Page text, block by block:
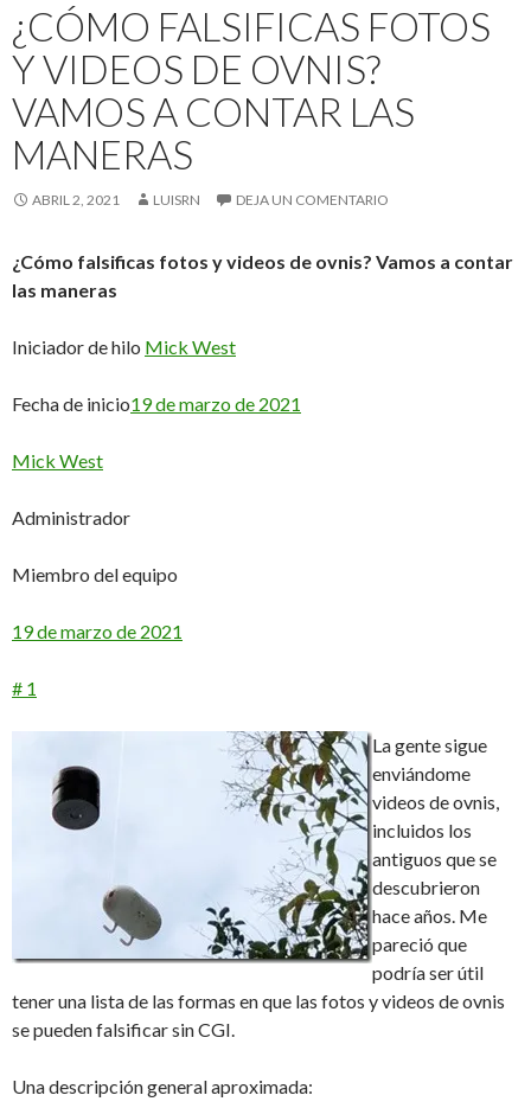
¿CÓMO FALSIFICAS FOTOS
Y VIDEOS DE OVNIS?
VAMOS A CONTAR LAS
MANERAS
ABRIL 2, 2021 LUISRN DEJA UN COMENTARIO
¿Cómo falsificas fotos y videos de ovnis? Vamos a contar
las maneras
Iniciador de hilo Mick West
Fecha de inicio19 de marzo de 2021
Mick West
Administrador
Miembro del equipo
19 de marzo de 2021
# 1
La gente sigue
enviándome
videos de ovnis,
incluidos los
antiguos que se
descubrieron
hace años. Me
pareció que
podría ser útil
tener una lista de las formas en que las fotos y videos de ovnis
se pueden falsificar sin CGI.
Una descripción general aproximada: